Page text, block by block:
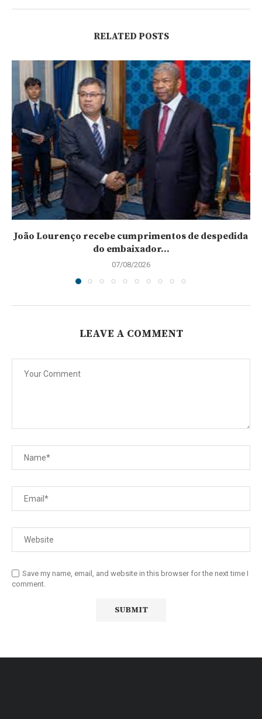
RELATED POSTS
João Lourenço recebe cumprimentos de despedida
do embaixador...
07/08/2026
LEAVE A COMMENT
Save my name, email, and website in this browser for the next time I
comment.